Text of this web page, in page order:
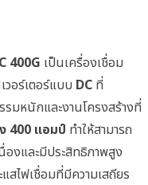
400G เป็นเครื่องเชื่อม
วอร์เตอร์แบบ DC ที่
รมหนักและงานโครงสร้างที่
400 แอมป์ ทำให้สามารถ
องและมีประสิทธิภาพสูง
แสไฟเชื่อมที่มีความเสถียร